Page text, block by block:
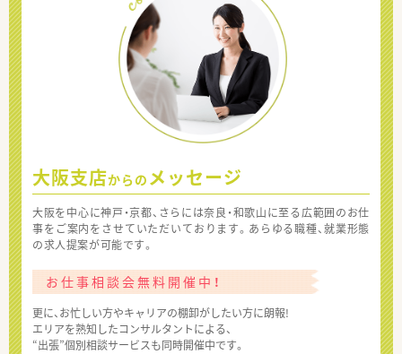
大阪支店からの メッセージ
大阪を中心に神戸・京都、さらには奈良・和歌山に至る広範囲のお仕
事をご案内をさせていただいております。あらゆる職種、就業形態
の求人提案が可能です。
お仕事相談会無料開催中！
更に、お忙しい方やキャリアの棚卸がしたい方に朗報!
エリアを熟知したコンサルタントによる、
“出張”個別相談サービスも同時開催中です。